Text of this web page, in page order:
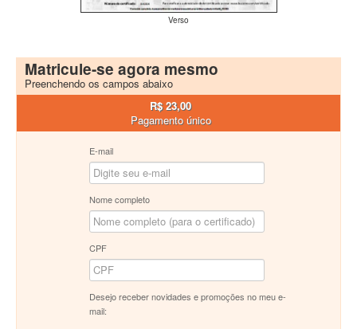
Verso
Matricule-se agora mesmo
Preenchendo os campos abaixo
R$ 23,00
Pagamento único
E-mail
Nome completo
CPF
Desejo receber novidades e promoções no meu e-
mail: